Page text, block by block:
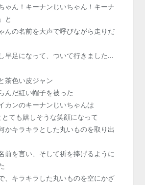
ゃん！キーナンじいちゃん！キーナ
と
んの名前を大声で呼びながら走りだ
早足になって、ついて行きました…
茶色い皮ジャン
んだ紅い帽子を被った
カンのキーナンじいちゃんは
ても嬉しそうな笑顔になって
かキラキラとした丸いものを取り出
前を言い、そして祈を捧げるように
、キラキラした丸いものを空にかざ